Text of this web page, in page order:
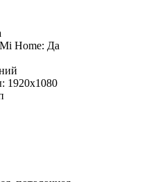
Home: Да
1920x1080